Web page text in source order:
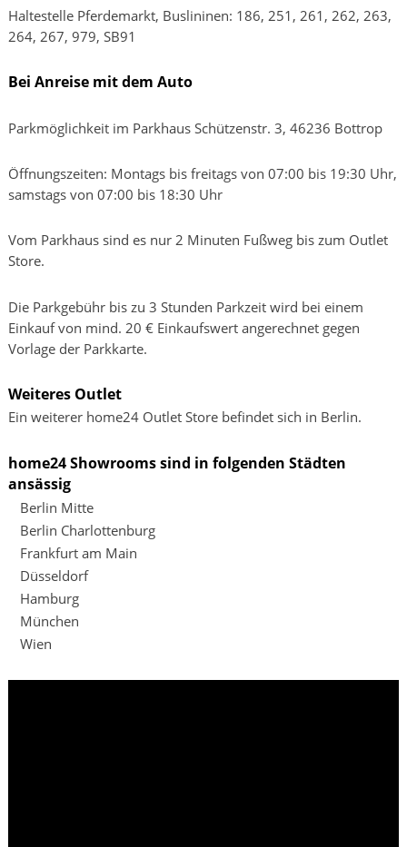
Haltestelle Pferdemarkt, Buslininen: 186, 251, 261, 262, 263,
264, 267, 979, SB91
Bei Anreise mit dem Auto
Parkmöglichkeit im Parkhaus Schützenstr. 3, 46236 Bottrop
Öffnungszeiten: Montags bis freitags von 07:00 bis 19:30 Uhr,
samstags von 07:00 bis 18:30 Uhr
Vom Parkhaus sind es nur 2 Minuten Fußweg bis zum Outlet
Store.
Die Parkgebühr bis zu 3 Stunden Parkzeit wird bei einem
Einkauf von mind. 20 € Einkaufswert angerechnet gegen
Vorlage der Parkkarte.
Weiteres Outlet
Ein weiterer home24 Outlet Store befindet sich in Berlin.
home24 Showrooms sind in folgenden Städten
ansässig
Berlin Mitte
Berlin Charlottenburg
Frankfurt am Main
Düsseldorf
Hamburg
München
Wien